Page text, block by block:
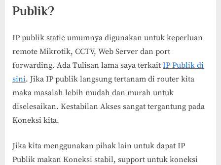
Publik?
IP publik static umumnya digunakan untuk keperluan
remote Mikrotik, CCTV, Web Server dan port
forwarding. Ada Tulisan lama saya terkait IP Publik di
sini. Jika IP publik langsung tertanam di router kita
maka masalah lebih mudah dan murah untuk
diselesaikan. Kestabilan Akses sangat tergantung pada
Koneksi kita.
Jika kita menggunakan pihak lain untuk dapat IP
Publik makan Koneksi stabil, support untuk koneksi